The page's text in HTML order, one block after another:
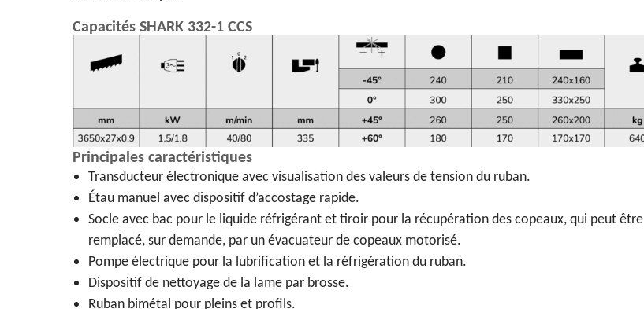
Capacités SHARK 332-1 CCS
Principales caractéristiques
Transducteur électronique avec visualisation des valeurs de tension du ruban.
Étau manuel avec dispositif d’accostage rapide.
Socle avec bac pour le liquide réfrigérant et tiroir pour la récupération des copeaux, qui peut être
remplacé, sur demande, par un évacuateur de copeaux motorisé.
Pompe électrique pour la lubrification et la réfrigération du ruban.
Dispositif de nettoyage de la lame par brosse.
Ruban bimétal pour pleins et profils.